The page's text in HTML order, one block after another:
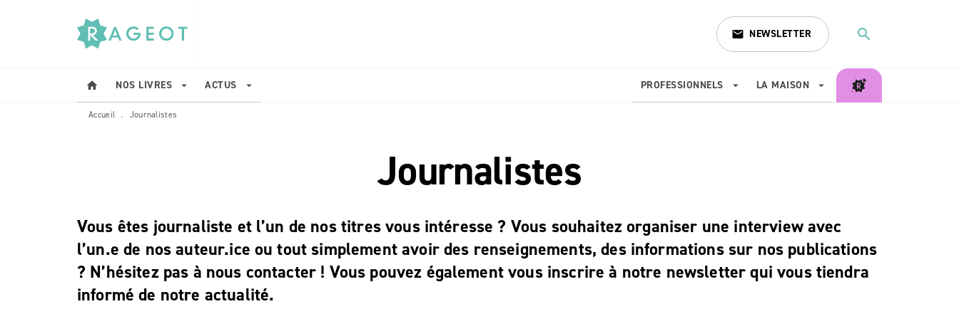
MENU RECHERCHE
email NEWSLETTER search
home NOS LIVRES arrow_drop_down ACTUS arrow_drop_down PROFESSIONNELS arrow_drop_down LA MAISON arrow_drop_down
search
Accueil • Journalistes
Journalistes
Vous êtes journaliste et l’un de nos titres vous intéresse ? Vous souhaitez organiser une interview avec
l’un.e de nos auteur.ice ou tout simplement avoir des renseignements, des informations sur nos publications
? N’hésitez pas à nous contacter ! Vous pouvez également vous inscrire à notre newsletter qui vous tiendra
informé de notre actualité.